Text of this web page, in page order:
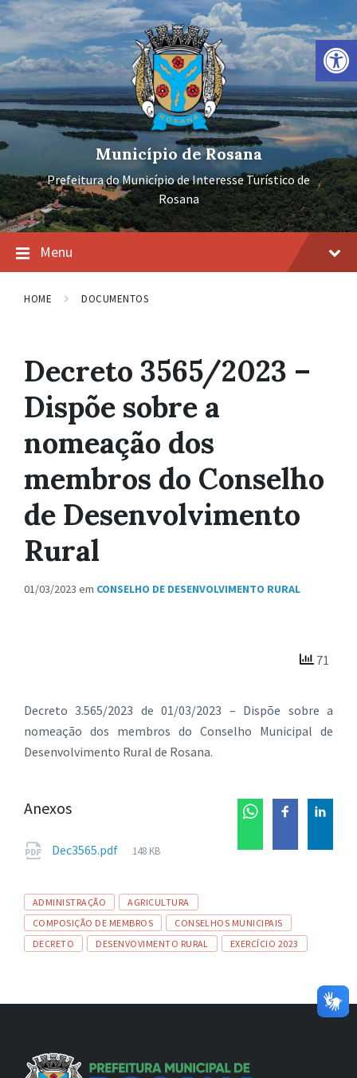
Barra de Ferramentas Aberta
Ir
para
conteúdo
Pular
para
navegação
principal
Pular
para
rodapé
Município de Rosana
Prefeitura do Município de Interesse Turístico de
Rosana
Menu
HOME DOCUMENTOS
Decreto 3565/2023 –
Dispõe sobre a
nomeação dos
membros do Conselho
de Desenvolvimento
Rural
01/03/2023 em CONSELHO DE DESENVOLVIMENTO RURAL
71
Decreto 3.565/2023 de 01/03/2023 – Dispõe sobre a
nomeação dos membros do Conselho Municipal de
Desenvolvimento Rural de Rosana.
Anexos
Dec3565.pdf
Tamanho
148 KB
Tags
ADMINISTRAÇÃO
AGRICULTURA
COMPOSIÇÃO DE MEMBROS
CONSELHOS MUNICIPAIS
DECRETO
DESENVOVIMENTO RURAL EXERCÍCIO 2023